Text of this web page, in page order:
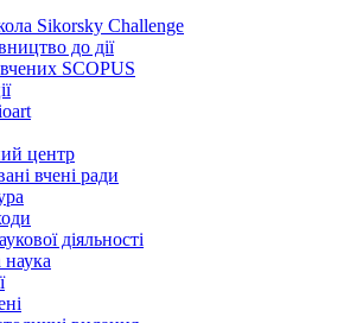
Sikorsky Challenge
до дії
вчених SCOPUS
центр
вчені ради
діяльності